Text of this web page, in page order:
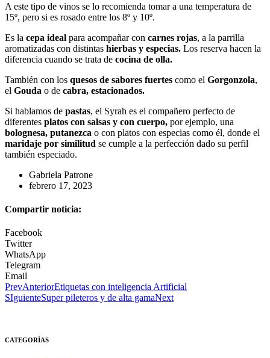
A este tipo de vinos se lo recomienda tomar a una temperatura de
15º, pero si es rosado entre los 8º y 10º.
Es la cepa ideal para acompañar con carnes rojas, a la parrilla
aromatizadas con distintas hierbas y especias. Los reserva hacen la
diferencia cuando se trata de cocina de olla.
También con los quesos de sabores fuertes como el Gorgonzola,
el Gouda o de cabra, estacionados.
Si hablamos de pastas, el Syrah es el compañero perfecto de
diferentes platos con salsas y con cuerpo, por ejemplo, una
bolognesa, putanezca o con platos con especias como él, donde el
maridaje por similitud se cumple a la perfección dado su perfil
también especiado.
Gabriela Patrone
febrero 17, 2023
Compartir noticia:
Facebook
Twitter
WhatsApp
Telegram
Email
PrevAnteriorEtiquetas con inteligencia Artificial
SIguienteSuper pileteros y de alta gamaNext
CATEGORÍAS